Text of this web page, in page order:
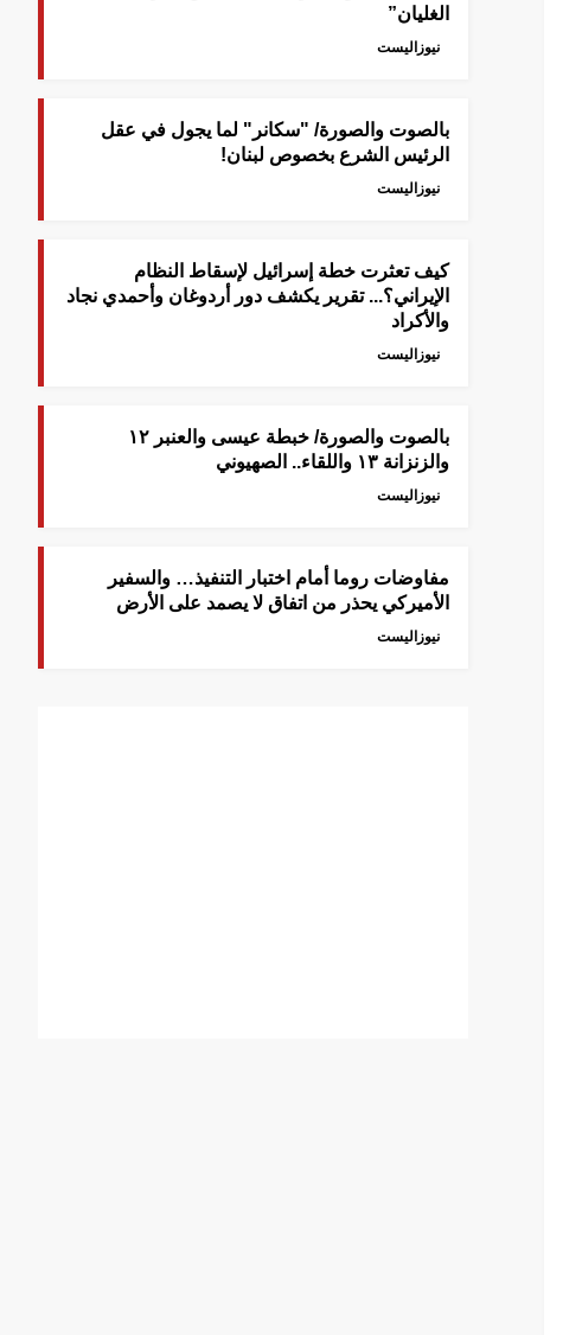
الغليان”
نيوزاليست
بالصوت والصورة/ "سكانر" لما يجول في عقل
الرئيس الشرع بخصوص لبنان!
نيوزاليست
كيف تعثرت خطة إسرائيل لإسقاط النظام
الإيراني؟... تقرير يكشف دور أردوغان وأحمدي نجاد
والأكراد
نيوزاليست
بالصوت والصورة/ خبطة عيسى والعنبر ١٢
والزنزانة ١٣ واللقاء.. الصهيوني
نيوزاليست
مفاوضات روما أمام اختبار التنفيذ… والسفير
الأميركي يحذر من اتفاق لا يصمد على الأرض
نيوزاليست